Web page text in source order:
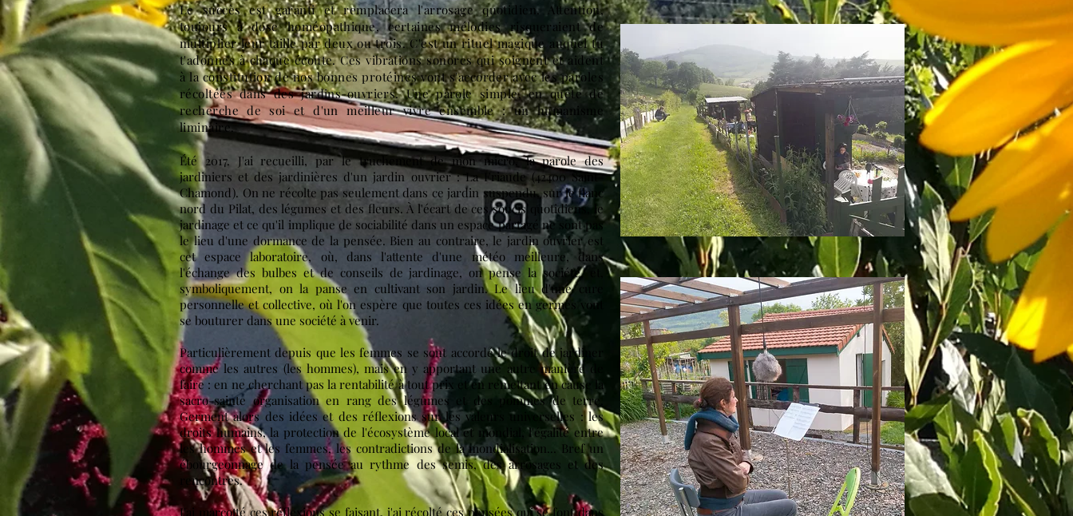
Le succès est garanti et remplacera l'arrosage quotidien. Attention,
toujours à dose homéopathique, certaines mélodies risqueraient de
multiplier leur taille par deux ou trois. C'est un rituel magique auquel tu
t'adonnes à chaque écoute. Ces vibrations sonores qui soignent et aident
à la constitution de nos bonnes protéines vont s'accorder avec les paroles
récoltées dans des jardins-ouvriers. Une parole simple, en quête de
recherche de soi et d'un meilleur vivre ensemble : un humanisme
liminaire.
Été 2017. J'ai recueilli, par le truchement de mon micro, la parole des
jardiniers et des jardinières d'un jardin ouvrier : La Friaude (42400 Saint-
Chamond). On ne récolte pas seulement dans ce jardin suspendu, sur le flanc
nord du Pilat, des légumes et des fleurs. À l'écart de ces soucis quotidiens, le
jardinage et ce qu'il implique de sociabilité dans un espace partagé ne sont pas
le lieu d'une dormance de la pensée. Bien au contraire, le jardin ouvrier est
cet espace laboratoire, où, dans l'attente d'une météo meilleure, dans
l'échange des bulbes et de conseils de jardinage, on pense la société, et,
symboliquement, on la panse en cultivant son jardin. Le lieu d'une cure
personnelle et collective, où l'on espère que toutes ces idées en germes vont
se bouturer dans une société à venir.
Particulièrement depuis que les femmes se sont accordé le droit de jardiner
comme les autres (les hommes), mais en y apportant une autre manière de
faire : en ne cherchant pas la rentabilité à tout prix et en remettant en cause la
sacro-sainte organisation en rang des légumes et des pommes de terre.
Germent alors des idées et des réflexions sur les valeurs universelles : les
droits humains, la protection de l'écosystème local et mondial, l'égalité entre
les hommes et les femmes, les contradictions de la mondialisation... Bref un
ébourgeonnage de la pensée au rythme des semis, des arrosages et des
rencontres.
J'ai marcotté ces réflexions se faisant, j'ai récolté ces pensées qui se font dans